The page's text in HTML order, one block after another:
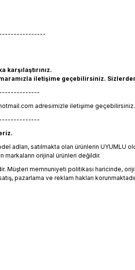
iletişime geçebilirsiniz.
adresimizle iletişime geçebilirsiniz.
adları, satılmakta olan ürünlerin UYUMLU
markaların orijinal ürünleri değildir.
Müşteri memnuniyeti politikası haricinde,
pazarlama ve reklam hakları